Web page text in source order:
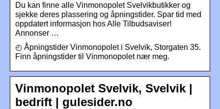
Du kan finne alle Vinmonopolet Svelvikbutikker og
sjekke deres plassering og åpningstider. Spar tid med
oppdatert informasjon hos Alle Tilbudsaviser!
Annonser …
◴ Åpningstider Vinmonopolet i Svelvik, Storgaten 35.
Finn åpningstider til Vinmonopolet nær meg.
Vinmonopolet Svelvik, Svelvik |
bedrift | gulesider.no